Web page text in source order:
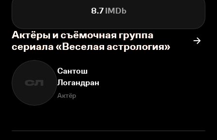
8.7IMDb
Актёры и съёмочная группа
сериала «Веселая астрология»
СЛ
Сантош
Логандран
Актёр